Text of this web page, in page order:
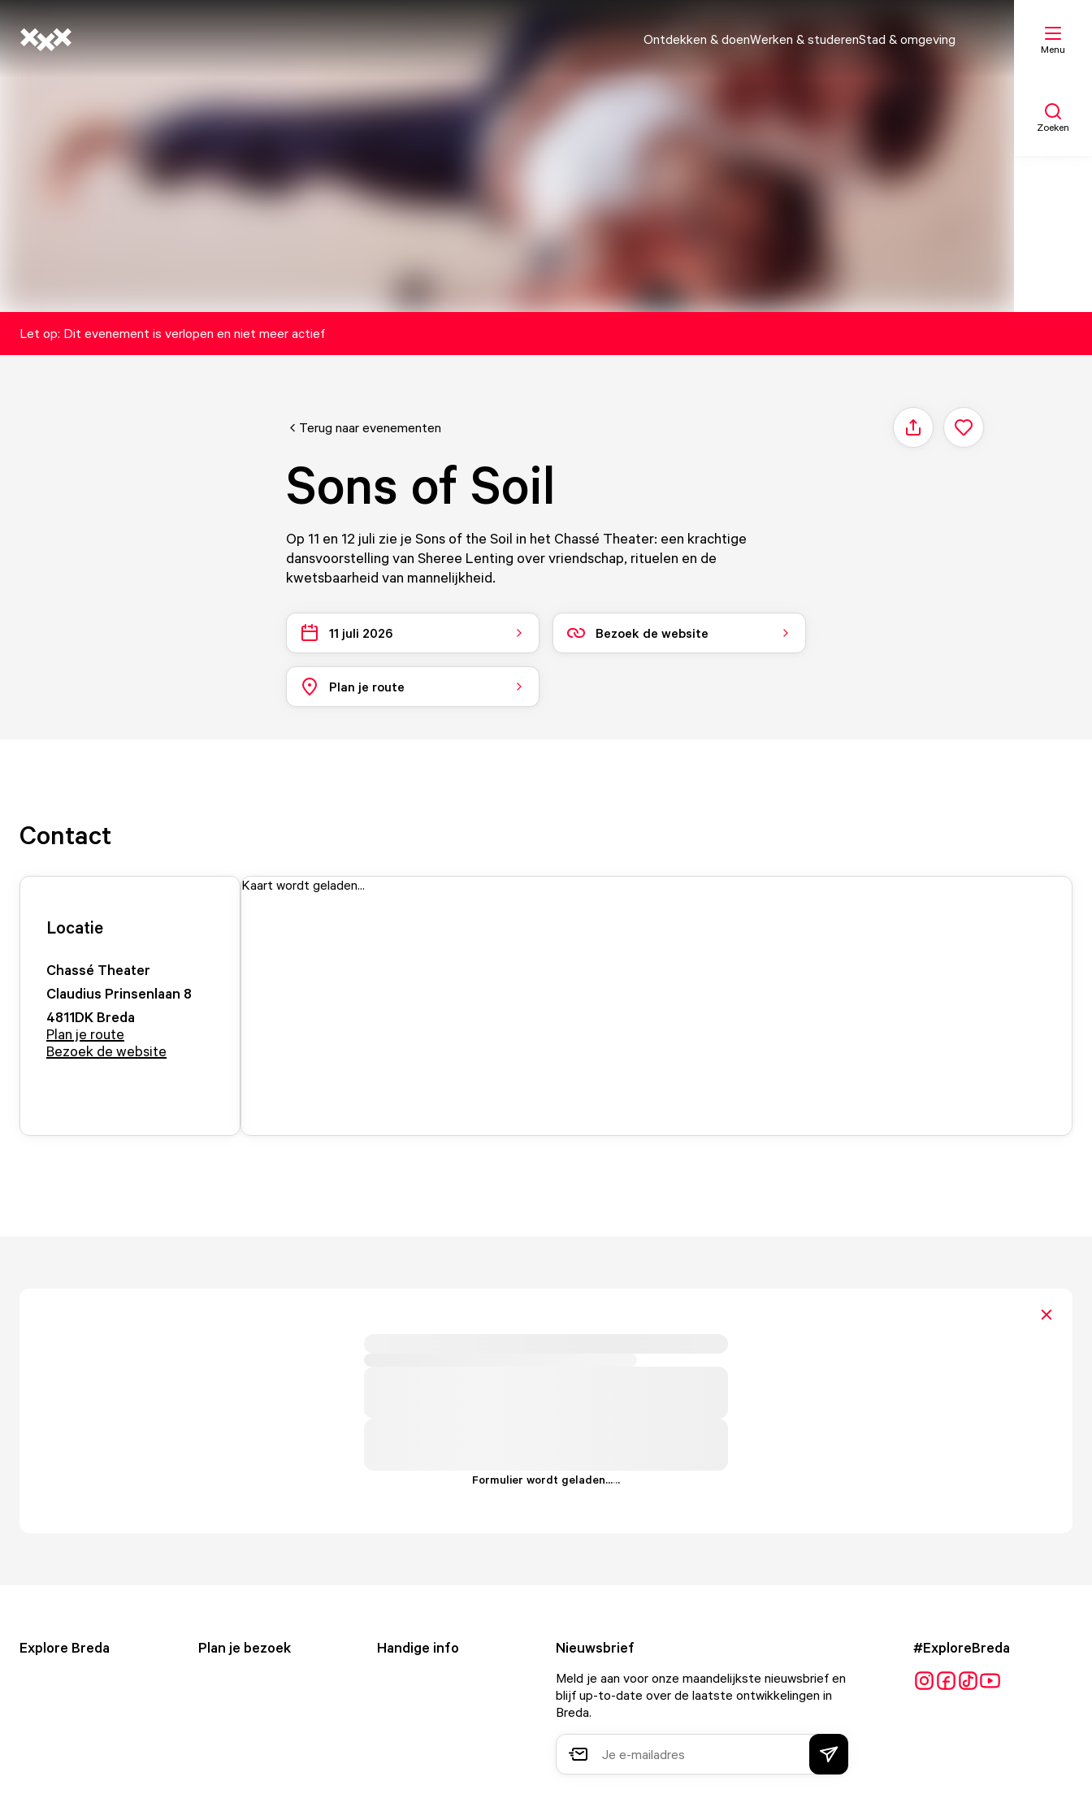
Ontdekken & doenWerken & studerenStad & omgeving
Menu
Zoeken
Let op: Dit evenement is verlopen en niet meer actief
Terug naar evenementen Delen
Sons of Soil
Op 11 en 12 juli zie je Sons of the Soil in het Chassé Theater: een krachtige
dansvoorstelling van Sheree Lenting over vriendschap, rituelen en de
kwetsbaarheid van mannelijkheid.
11 juli 2026 Bezoek de website
Plan je route
Contact
Locatie
Chassé Theater
Claudius Prinsenlaan 8
4811DK Breda
Plan je route
Bezoek de website
Kaart wordt geladen...
Formulier wordt geladen......
Explore Breda Plan je bezoek Handige info Nieuwsbrief
Meld je aan voor onze maandelijkste nieuwsbrief en
blijf up-to-date over de laatste ontwikkelingen in
Breda.
#ExploreBreda